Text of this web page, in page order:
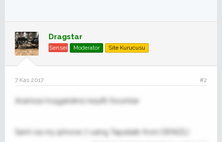
Dragstar
Sensei Moderator Site Kurucusu
7 Kas 2017 #2
Aramıza hoşgeldiniz keyifli forumlar
Sent via my iphone 7 using Tapatalk from DENİZLİ